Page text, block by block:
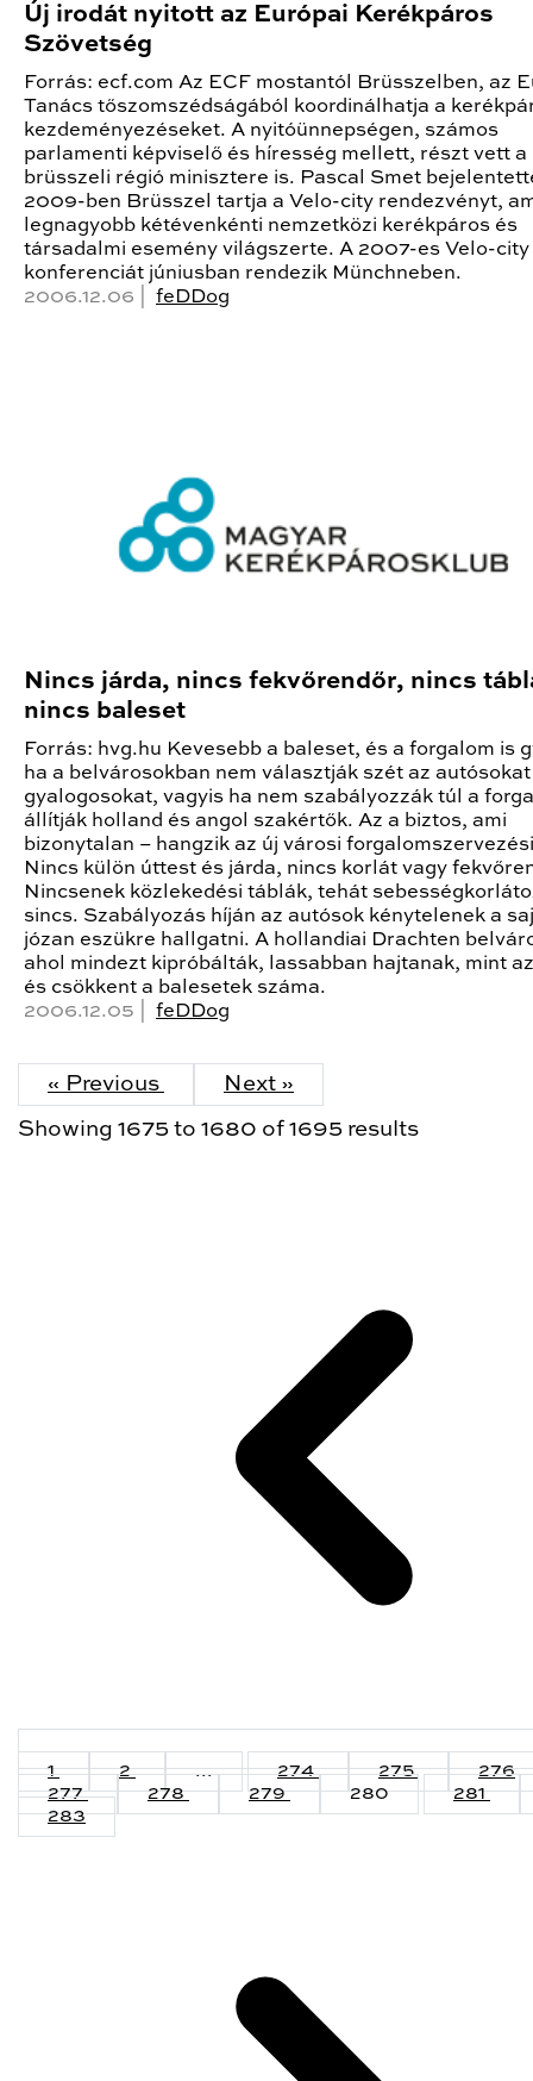
Új irodát nyitott az Európai Kerékpáros
Szövetség
Forrás: ecf.com Az ECF mostantól Brüsszelben, az
Tanács tőszomszédságából koordinálhatja a
kezdeményezéseket. A nyitóünnepségen, számos
parlamenti képviselő és híresség mellett, részt vett a
brüsszeli régió minisztere is. Pascal Smet
2009-ben Brüsszel tartja a Velo-city rendezvényt,
legnagyobb kétévenkénti nemzetközi kerékpáros és
társadalmi esemény világszerte. A 2007-es Velo-city
konferenciát júniusban rendezik Münchneben.
2006.12.06 | feDDog
Nincs járda, nincs fekvőrendőr, nincs
nincs baleset
Forrás: hvg.hu Kevesebb a baleset, és a forgalom is
ha a belvárosokban nem választják szét az autósokat
gyalogosokat, vagyis ha nem szabályozzák túl a
állítják holland és angol szakértők. Az a biztos, ami
bizonytalan – hangzik az új városi
Nincs külön úttest és járda, nincs korlát vagy
Nincsenek közlekedési táblák, tehát
sincs. Szabályozás híján az autósok kénytelenek a
józan eszükre hallgatni. A hollandiai Drachten
ahol mindezt kipróbálták, lassabban hajtanak, mint
és csökkent a balesetek száma.
2006.12.05 | feDDog
« Previous Next »
Showing 1675 to 1680 of 1695 results
1 2 ... 274 275
276
277
278 279 280
281
283